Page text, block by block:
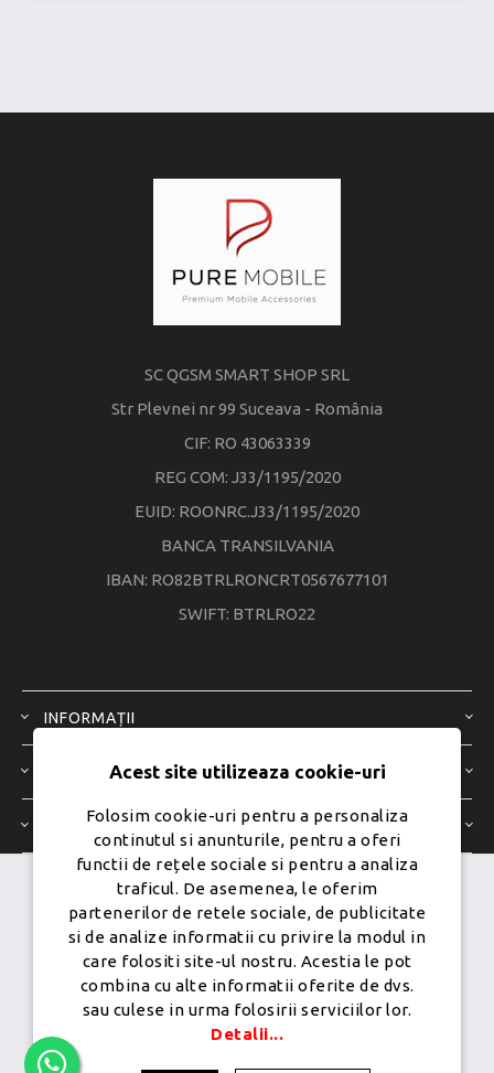
SC QGSM SMART SHOP SRL
Str Plevnei nr 99 Suceava - România
CIF: RO 43063339
REG COM: J33/1195/2020
EUID: ROONRC.J33/1195/2020
BANCA TRANSILVANIA
IBAN: RO82BTRLRONCRT0567677101
SWIFT: BTRLRO22
INFORMAȚII
SERVICIU CLIENȚI
CONTUL MEU
Dezvoltat de
Ecom Digital -
Powered bynopCommerce
Copyright © 2026 PureMobile.Toate drepturile rezervate.
Acest site utilizeaza cookie-uri
Folosim cookie-uri pentru a personaliza
continutul si anunturile, pentru a oferi
functii de rețele sociale si pentru a analiza
traficul. De asemenea, le oferim
partenerilor de retele sociale, de publicitate
si de analize informatii cu privire la modul in
care folositi site-ul nostru. Acestia le pot
combina cu alte informatii oferite de dvs.
sau culese in urma folosirii serviciilor lor.
Detalii...